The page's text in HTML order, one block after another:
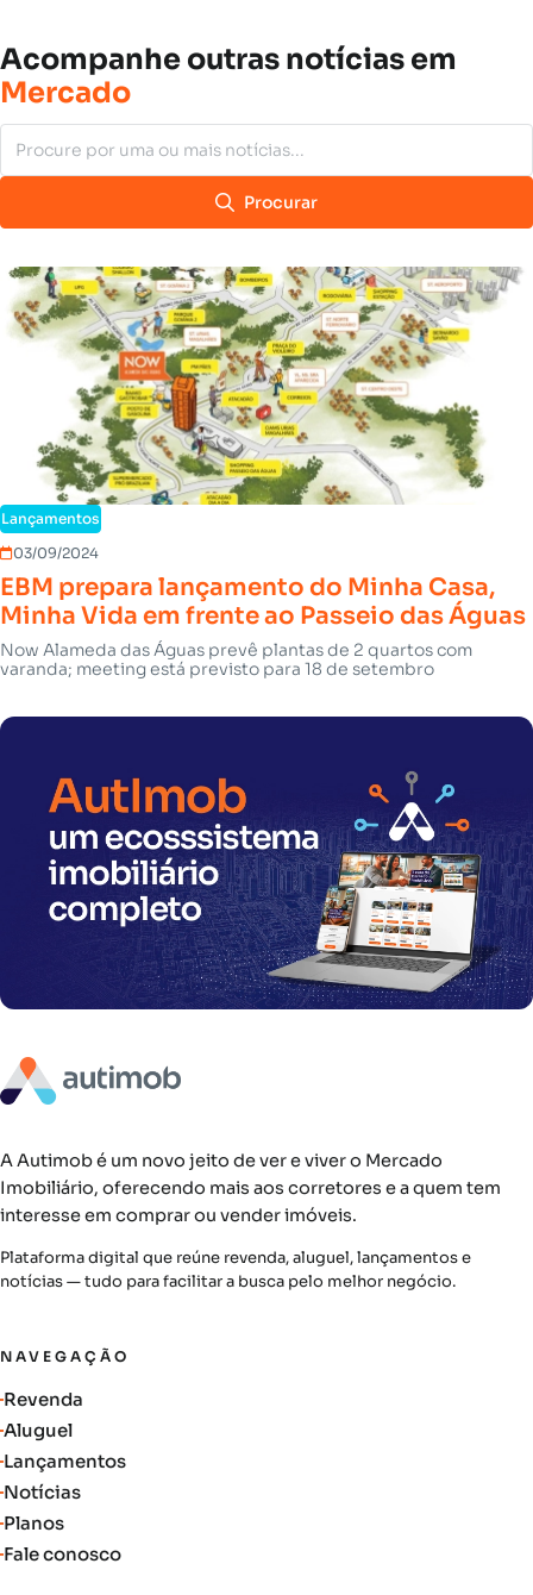
Acompanhe outras notícias em
Mercado
Procurar
Lançamentos
03/09/2024
EBM prepara lançamento do Minha Casa,
Minha Vida em frente ao Passeio das Águas
Now Alameda das Águas prevê plantas de 2 quartos com
varanda; meeting está previsto para 18 de setembro
A Autimob é um novo jeito de ver e viver o Mercado
Imobiliário, oferecendo mais aos corretores e a quem tem
interesse em comprar ou vender imóveis.
Plataforma digital que reúne revenda, aluguel, lançamentos e
notícias — tudo para facilitar a busca pelo melhor negócio.
NAVEGAÇÃO
Revenda
Aluguel
Lançamentos
Notícias
Planos
Fale conosco